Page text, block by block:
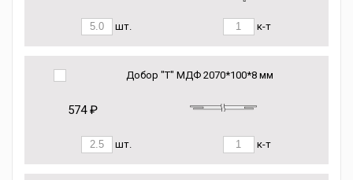
шт. к-т
Добор "Т" МДФ 2070*100*8 мм
574 ₽
шт. к-т